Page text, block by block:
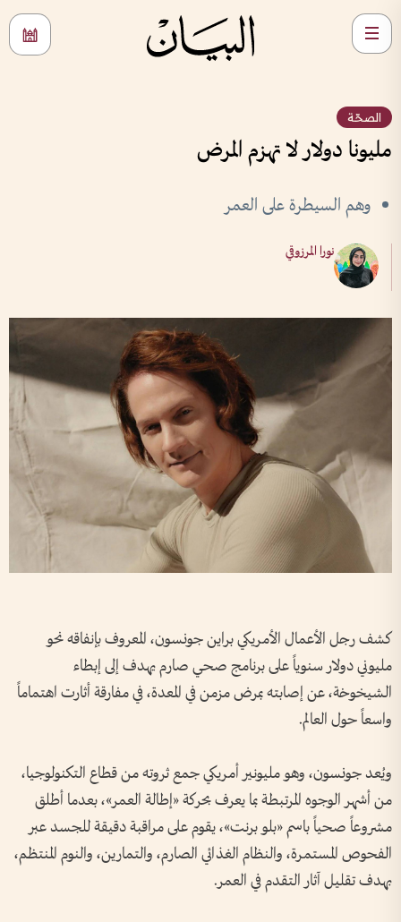
الصحّة
مليونا دولار لا تهزم المرض
وهم السيطرة على العمر
نورا المرزوقي
كشف رجل الأعمال الأمريكي براين جونسون، المعروف بإنفاقه نحو
مليوني دولار سنوياً على برنامج صحي صارم يهدف إلى إبطاء
الشيخوخة، عن إصابته بمرض مزمن في المعدة، في مفارقة أثارت اهتماماً
واسعاً حول العالم.
ويُعد جونسون، وهو مليونير أمريكي جمع ثروته من قطاع التكنولوجيا،
من أشهر الوجوه المرتبطة بما يعرف بحركة «إطالة العمر»، بعدما أطلق
مشروعاً صحياً باسم «بلو برنت»، يقوم على مراقبة دقيقة للجسد عبر
الفحوص المستمرة، والنظام الغذائي الصارم، والتمارين، والنوم المنتظم،
بهدف تقليل آثار التقدم في العمر.